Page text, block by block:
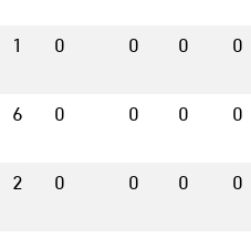
1 0 0 0 0
6 0 0 0 0
2 0 0 0 0